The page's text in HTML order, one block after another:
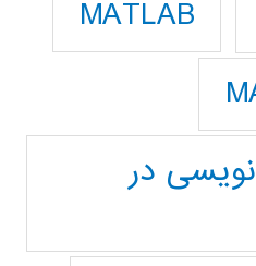
MATLAB
در